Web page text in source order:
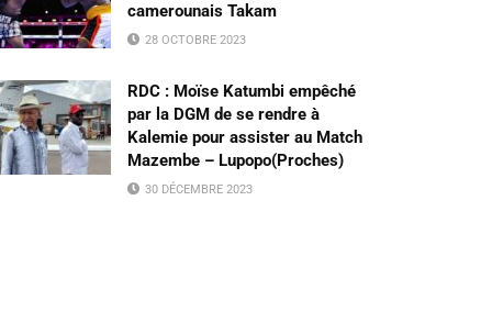
camerounais Takam
28 OCTOBRE 2023
RDC : Moïse Katumbi empêché
par la DGM de se rendre à
Kalemie pour assister au Match
Mazembe – Lupopo(Proches)
30 DÉCEMBRE 2023